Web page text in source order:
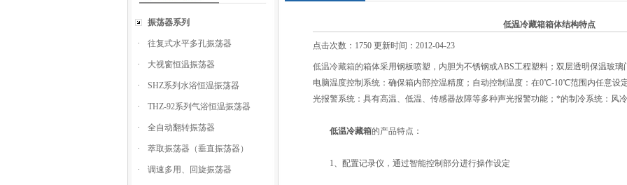
振荡器系列
· 往复式水平多孔振荡器
· 大视窗恒温振荡器
· SHZ系列水浴恒温振荡器
· THZ-92系列气浴恒温振荡器
· 全自动翻转振荡器
· 萃取振荡器（垂直振荡器）
· 调速多用、回旋振荡器
低温冷藏箱箱体结构特点
点击次数：1750 更新时间：2012-04-23
低温冷藏箱的箱体采用钢板喷塑，内胆为不锈钢或ABS工程塑料；双层透明保温玻
电脑温度控制系统：确保箱内部控温精度；自动控制温度：在0℃-10℃范围内任意
光报警系统：具有高温、低温、传感器故障等多种声光报警功能；*的制冷系统：风冷
低温冷藏箱的产品特点：
1、配置记录仪，通过智能控制部分进行操作设定